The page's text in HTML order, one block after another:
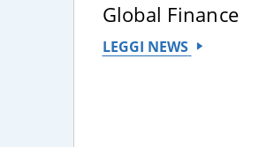
Global Finance
LEGGI NEWS